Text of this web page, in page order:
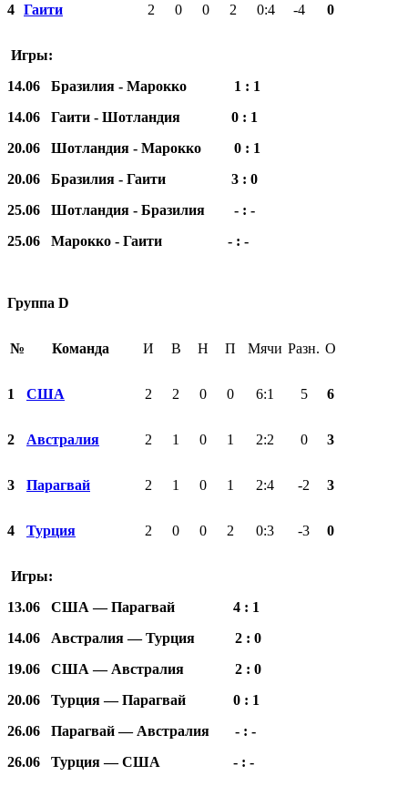
4 Гаити 2 0 0 2 0:4 -4 0
Игры:
14.06 Бразилия - Марокко 1 : 1
14.06 Гаити - Шотландия 0 : 1
20.06 Шотландия - Марокко 0 : 1
20.06 Бразилия - Гаити 3 : 0
25.06 Шотландия - Бразилия - : -
25.06 Марокко - Гаити - : -
Группа D
№ Команда И В Н П Мячи Разн. О
1 США 2 2 0 0 6:1 5 6
2 Австралия 2 1 0 1 2:2 0 3
3 Парагвай 2 1 0 1 2:4 -2 3
4 Турция 2 0 0 2 0:3 -3 0
Игры:
13.06 США — Парагвай 4 : 1
14.06 Австралия — Турция 2 : 0
19.06 США — Австралия 2 : 0
20.06 Турция — Парагвай 0 : 1
26.06 Парагвай — Австралия - : -
26.06 Турция — США - : -